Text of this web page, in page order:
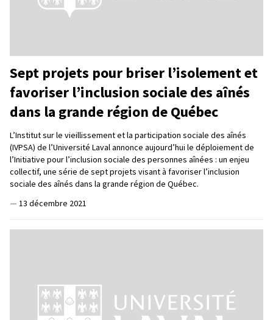
Sept projets pour briser l’isolement et
favoriser l’inclusion sociale des aînés
dans la grande région de Québec
L’Institut sur le vieillissement et la participation sociale des aînés
(IVPSA) de l’Université Laval annonce aujourd’hui le déploiement de
l’Initiative pour l’inclusion sociale des personnes aînées : un enjeu
collectif, une série de sept projets visant à favoriser l’inclusion
sociale des aînés dans la grande région de Québec.
— 13 décembre 2021